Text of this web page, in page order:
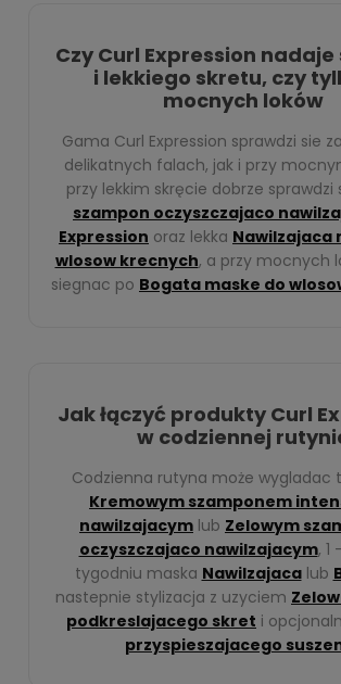
Czy Curl Expression
i lekkiego skretu, czy
mocnych loków
Gama Curl Expression sprawdzi sie
delikatnych falach, jak i przy
przy lekkim skręcie dobrze sprawdzi
szampon oczyszczajaco
Expression oraz lekka Nawilzajaca
wlosow krecnych, a przy mocnych
siegnac po Bogata maske do
Jak łączyć produkty Curl
w codziennej
Codzienna rutyna może wygladac
Kremowym szamponem
nawilzajacym lub Zelowym
oczyszczajaco nawilzajacym, 1
tygodniu maska Nawilzajacalub
nastepnie stylizacja z uzyciem
podkreslajacego skret i
przyspieszajacego